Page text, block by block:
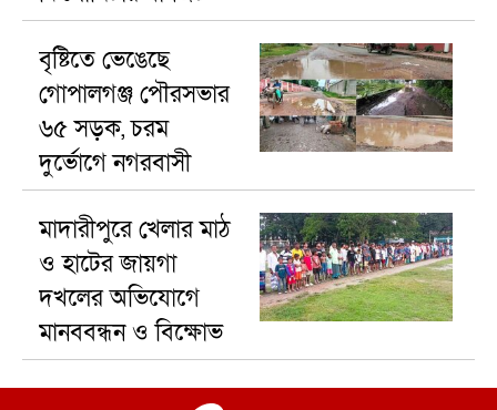
বৃষ্টিতে ভেঙেছে
গোপালগঞ্জ পৌরসভার
৬৫ সড়ক, চরম
দুর্ভোগে নগরবাসী
মাদারীপুরে খেলার মাঠ
ও হাটের জায়গা
দখলের অভিযোগে
মানববন্ধন ও বিক্ষোভ